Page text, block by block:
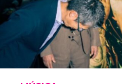
- SISTEMA BRASILEIRO